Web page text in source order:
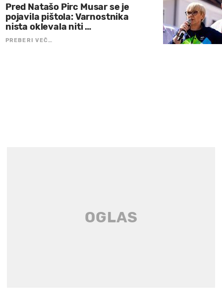
Pred Natašo Pirc Musar se je
pojavila pištola: Varnostnika
nista oklevala niti …
PREBERI VEČ…